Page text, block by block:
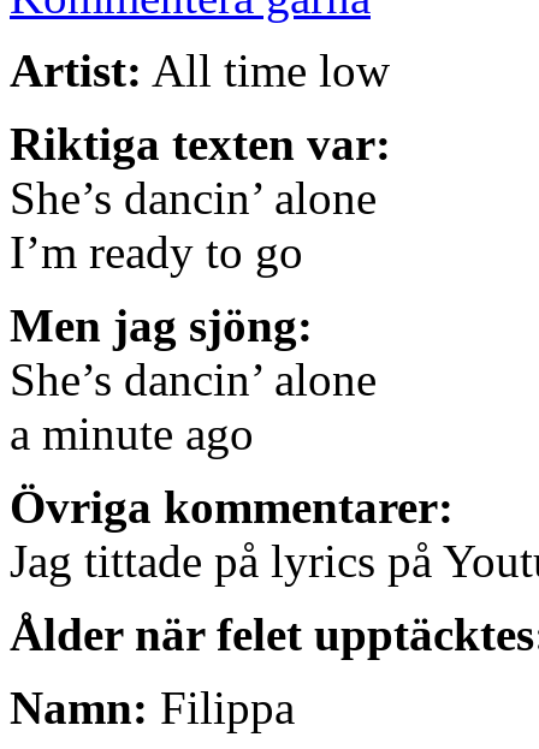
Artist: All time low
Riktiga texten var:
She’s dancin’ alone
I’m ready to go
Men jag sjöng:
She’s dancin’ alone
a minute ago
Övriga kommentarer:
Jag tittade på lyrics på
Ålder när felet
Namn: Filippa